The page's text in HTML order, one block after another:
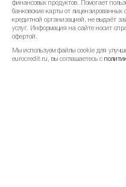
февраль 2023
январь 2023
финансовых продуктов. Помогает
банковские карты от
кредитной организацией, не выдаёт
услуг. Информация на сайте носит
офертой.
Мы используем файлы cookie для
eurocredit.ru, вы соглашаетесь с